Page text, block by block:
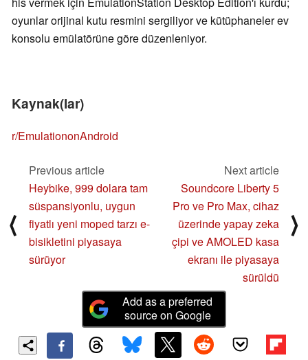
oyunlar orijinal kutu resmini sergiliyor ve kütüphaneler ev
konsolu emülatörüne göre düzenleniyor.
Kaynak(lar)
r/EmulationonAndroid
⟨
Previous article
Heybike, 999 dolara tam
süspansiyonlu, uygun
fiyatlı yeni moped tarzı e-
bisikletini piyasaya
sürüyor
Next article
Soundcore Liberty 5
Pro ve Pro Max, cihaz
üzerinde yapay zeka
çipi ve AMOLED kasa
ekranı ile piyasaya
sürüldü
⟩
Add as a preferred
source on Google